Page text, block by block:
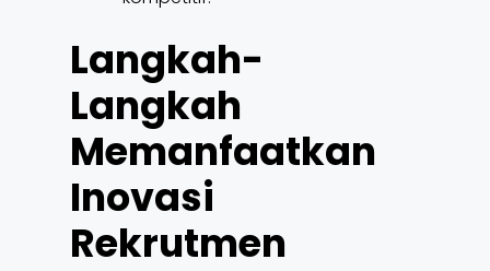
Langkah-
Langkah
Memanfaatkan
Inovasi
Rekrutmen